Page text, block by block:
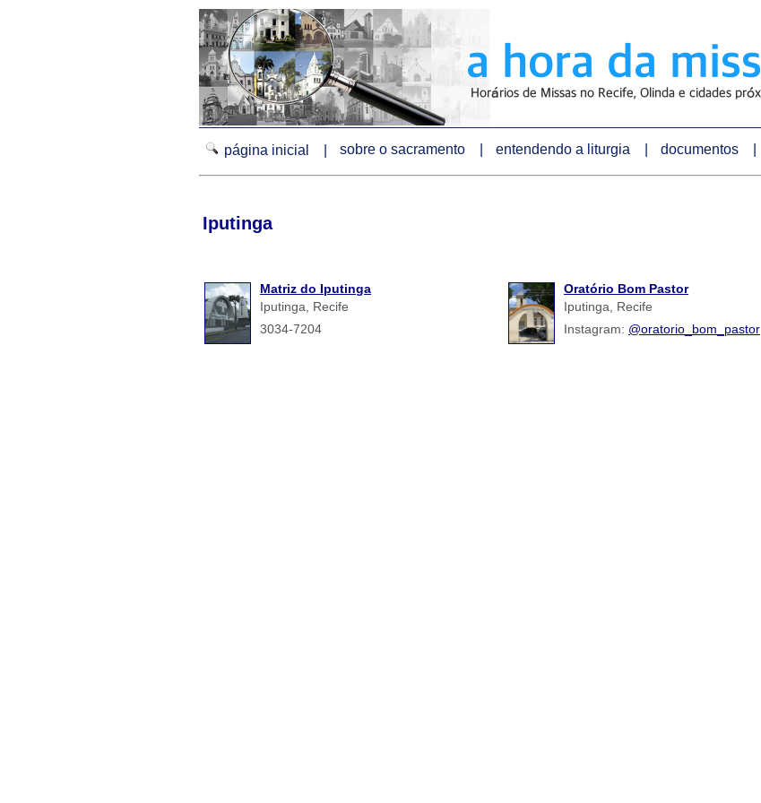
página inicial | sobre o sacramento | entendendo a liturgia | documentos |
Iputinga
Matriz do Iputinga
Iputinga, Recife
3034-7204
Oratório Bom Pastor
Iputinga, Recife
Instagram: @oratorio_bom_pastor